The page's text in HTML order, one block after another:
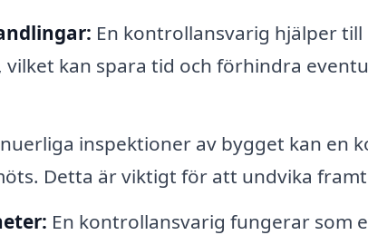
En kontrollansvarig hjälper
kan spara tid och förhindra
inspektioner av bygget kan en
Detta är viktigt för att undvika
En kontrollansvarig fungerar som